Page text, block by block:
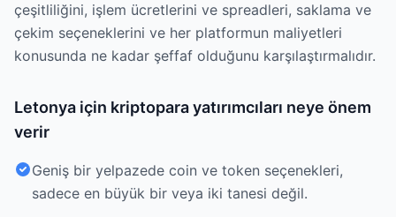
çeşitliliğini, işlem ücretlerini ve spreadleri, saklama ve
çekim seçeneklerini ve her platformun maliyetleri
konusunda ne kadar şeffaf olduğunu karşılaştırmalıdır.
Letonya için kriptopara yatırımcıları neye önem
verir
Geniş bir yelpazede coin ve token seçenekleri,
sadece en büyük bir veya iki tanesi değil.